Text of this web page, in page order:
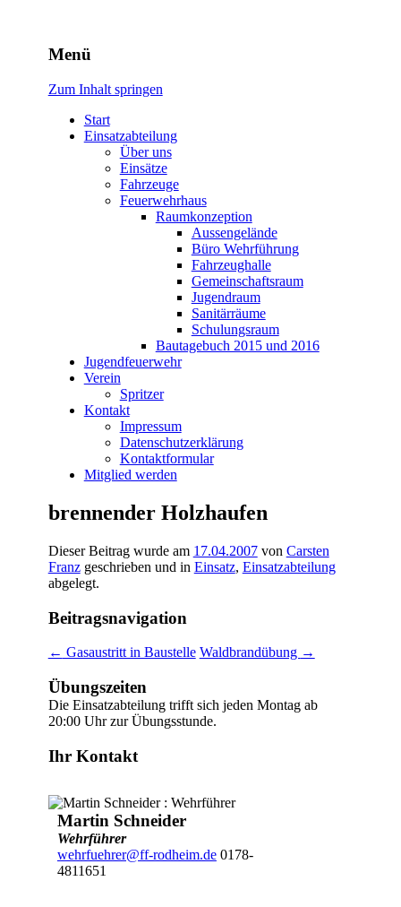
Freiwillige Feuerwehr
Rodheim v.d.H.
Menü
Zum Inhalt springen
Start
Einsatzabteilung
Über uns
Einsätze
Fahrzeuge
Feuerwehrhaus
Raumkonzeption
Aussengelände
Büro Wehrführung
Fahrzeughalle
Gemeinschaftsraum
Jugendraum
Sanitärräume
Schulungsraum
Bautagebuch 2015 und 2016
Jugendfeuerwehr
Verein
Spritzer
Kontakt
Impressum
Datenschutzerklärung
Kontaktformular
Mitglied werden
brennender Holzhaufen
Dieser Beitrag wurde am 17.04.2007von Carsten
Franzgeschrieben und in Einsatz, Einsatzabteilung
abgelegt.
Beitragsnavigation
← Gasaustritt in Baustelle Waldbrandübung →
Übungszeiten
Die Einsatzabteilung trifft sich jeden Montag ab
20:00 Uhr zur Übungsstunde.
Ihr Kontakt
Martin Schneider
Wehrführer
wehrfuehrer@ff-rodheim.de0178-
4811651